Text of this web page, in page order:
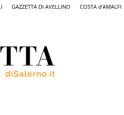
GAZZETTA DI AVELLINO COSTA d’AMALFI